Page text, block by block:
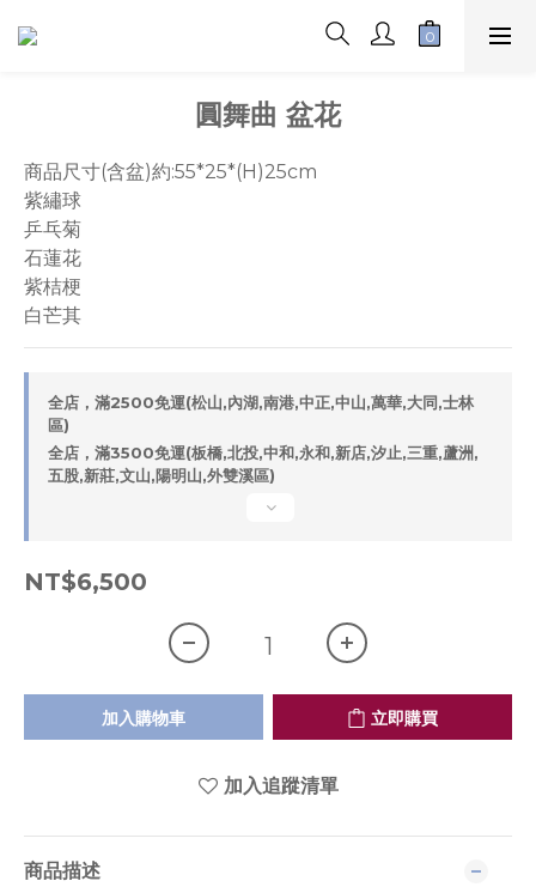
圓舞曲 盆花
商品尺寸(含盆)約:55*25*(H)25cm
紫繡球
乒乓菊
石蓮花
紫桔梗
白芒其
全店，滿2500免運(松山,內湖,南港,中正,中山,萬華,大同,士林
區)
全店，滿3500免運(板橋,北投,中和,永和,新店,汐止,三重,蘆洲,
五股,新莊,文山,陽明山,外雙溪區)
NT$6,500
加入購物車 立即購買
加入追蹤清單
商品描述